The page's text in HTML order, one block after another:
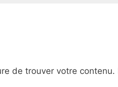
de trouver votre contenu.